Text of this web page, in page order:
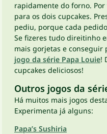
rapidamente do forno.
para os dois cupcakes.
pediu, porque cada
Se fizeres tudo direitinho
mais gorjetas e conseguir
jogo da série Papa Louie!
cupcakes deliciosos!
Outros jogos da
Há muitos mais jogos
Experimenta já alguns:
Papa’s Sushiria